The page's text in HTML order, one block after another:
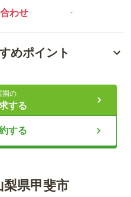
わせ -
めポイント
園の
する
する
梨県甲斐市